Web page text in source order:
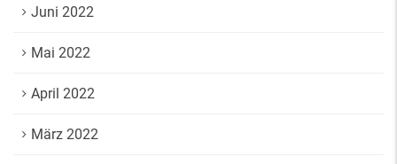
Juni 2022
Mai 2022
April 2022
März 2022